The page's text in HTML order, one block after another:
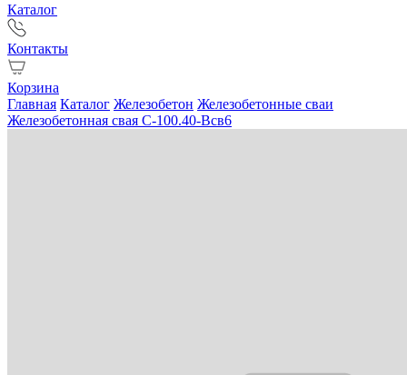
Каталог
Контакты
Корзина
Главная Каталог Железобетон Железобетонные сваи
Железобетонная свая С-100.40-Всв6